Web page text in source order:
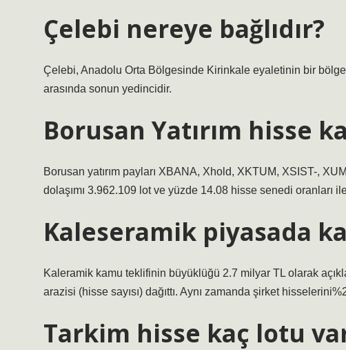
Çelebi nereye bağlıdır?
Çelebi, Anadolu Orta Bölgesinde Kirinkale eyaletinin bir
arasında sonun yedincidir.
Borusan Yatırım hisse
Borusan yatırım payları XBANA, Xhold, XKTUM, XSIST-,
dolaşımı 3.962.109 lot ve yüzde 14.08 hisse senedi oranları
Kaleseramik piyasada
Kaleramik kamu teklifinin büyüklüğü 2.7 milyar TL olarak
arazisi (hisse sayısı) dağıttı. Aynı zamanda şirket
Tarkim hisse kaç lotu